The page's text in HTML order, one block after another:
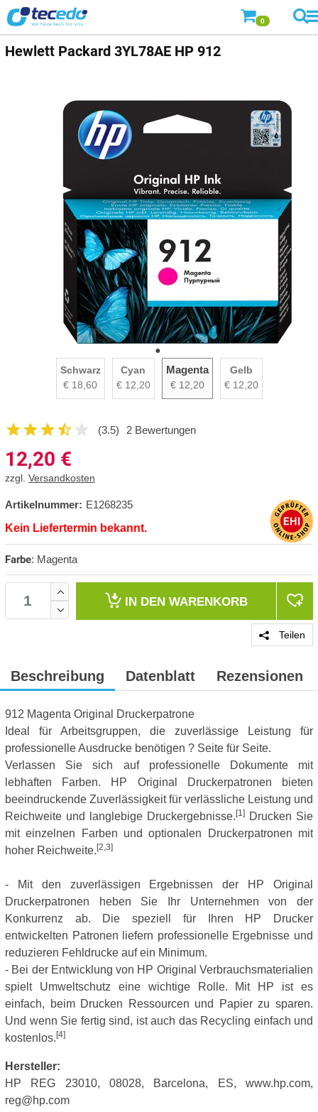
0
Hewlett Packard 3YL78AE HP 912
Schwarz
€ 18,60
Cyan
€ 12,20
Magenta
€ 12,20
Gelb
€ 12,20
(3.5) 2 Bewertungen
12,20 €
zzgl. Versandkosten
Artikelnummer: E1268235
Kein Liefertermin bekannt.
Farbe: Magenta
IN DEN WARENKORB
Teilen
Beschreibung Datenblatt Rezensionen
912 Magenta Original Druckerpatrone
Ideal für Arbeitsgruppen, die zuverlässige Leistung für
professionelle Ausdrucke benötigen ? Seite für Seite.
Verlassen Sie sich auf professionelle Dokumente mit
lebhaften Farben. HP Original Druckerpatronen bieten
beeindruckende Zuverlässigkeit für verlässliche Leistung und
Reichweite und langlebige Druckergebnisse. [1]
Drucken Sie
mit einzelnen Farben und optionalen Druckerpatronen mit
hoher Reichweite. [2,3]
- Mit den zuverlässigen Ergebnissen der HP Original
Druckerpatronen heben Sie Ihr Unternehmen von der
Konkurrenz ab. Die speziell für Ihren HP Drucker
entwickelten Patronen liefern professionelle Ergebnisse und
reduzieren Fehldrucke auf ein Minimum.
- Bei der Entwicklung von HP Original Verbrauchsmaterialien
spielt Umweltschutz eine wichtige Rolle. Mit HP ist es
einfach, beim Drucken Ressourcen und Papier zu sparen.
Und wenn Sie fertig sind, ist auch das Recycling einfach und
kostenlos. [4]
Hersteller:
HP REG 23010, 08028, Barcelona, ES, www.hp.com,
reg@hp.com